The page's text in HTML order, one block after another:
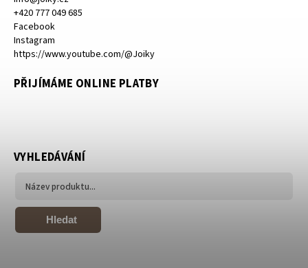
+420 777 049 685
Facebook
Instagram
https://www.youtube.com/@Joiky
PŘIJÍMÁME ONLINE PLATBY
VYHLEDÁVÁNÍ
Hledat